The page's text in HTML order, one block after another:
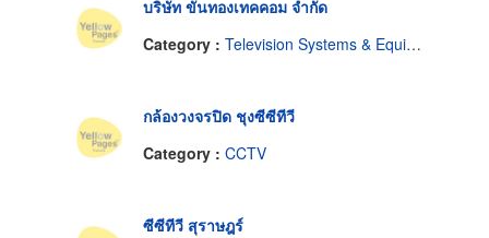
บริษัท ขันทองเทคคอม จำกัด
Category : Television Systems & Equipment-Closed Circuit
กล้องวงจรปิด ชุงซีซีทีวี
Category : CCTV
ซีซีทีวี สุราษฎร์